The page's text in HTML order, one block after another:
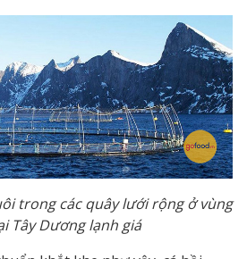
trong các quây lưới rộng ở vùng
Tây Dương lạnh giá